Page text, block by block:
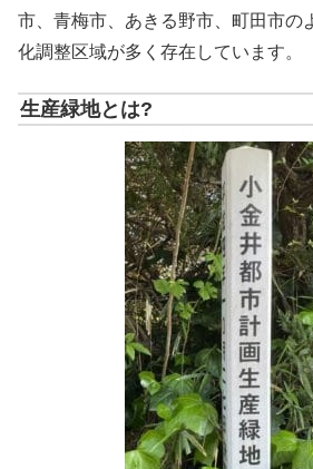
市、青梅市、あきる野市、町田市の
化調整区域が多く存在しています。
生産緑地とは?